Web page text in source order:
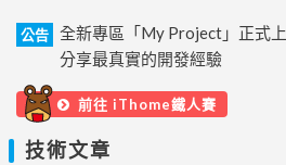
公告
全新專區「My Project」正式
分享最真實的開發經驗
前往 iThome鐵人賽
技術文章